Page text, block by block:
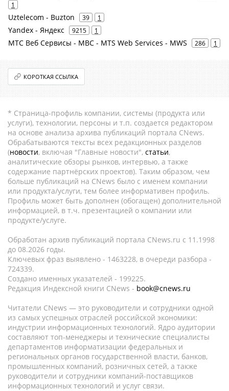
1
Uztelecom - Buzton 39 1
Yandex - Яндекс 9215 1
МТС Веб Сервисы - МВС - MTS Web Services - MWS 286 1
КОРОТКАЯ ССЫЛКА
* Страница-профиль компании, системы (продукта или
услуги), технологии, персоны и т.п. создается редактором
на основе анализа архива публикаций портала CNews.
Обрабатываются тексты всех редакционных разделов
(новости, включая "Главные новости", статьи,
аналитические обзоры рынков, интервью, а также
содержание партнёрских проектов). Таким образом, чем
больше публикаций на CNews было с именем компании
или продукта/услуги, тем более информативен профиль.
Профиль может быть дополнен (обогащен) дополнительной
информацией, в т.ч. презентацией о компании или
продукте/услуге.
Обработан архив публикаций портала CNews.ru c 11.1998
до 08.2026 годы.
Ключевых фраз выявлено - 1463228, в очереди разбора -
724339.
Создано именных указателей - 199225.
Редакция Индексной книги CNews - book@cnews.ru
Читатели CNews — это руководители и сотрудники одной
из самых успешных отраслей российской экономики:
индустрии информационных технологий. Ядро аудитории
составляют топ-менеджеры и технические специалисты
департаментов информатизации федеральных и
региональных органов государственной власти, банков,
промышленных компаний, розничных сетей, а также
руководители и сотрудники компаний-поставщиков
информационных технологий и услуг связи.